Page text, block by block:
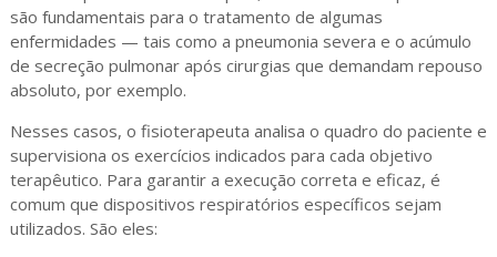
são fundamentais para o tratamento de algumas
enfermidades — tais como a pneumonia severa e o acúmulo
de secreção pulmonar após cirurgias que demandam repouso
absoluto, por exemplo.
Nesses casos, o fisioterapeuta analisa o quadro do paciente e
supervisiona os exercícios indicados para cada objetivo
terapêutico. Para garantir a execução correta e eficaz, é
comum que dispositivos respiratórios específicos sejam
utilizados. São eles: